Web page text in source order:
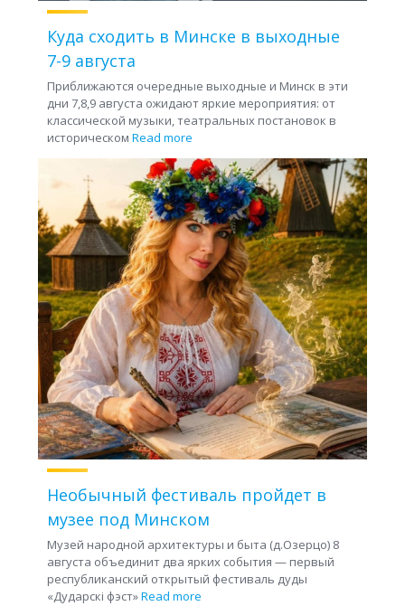
Куда сходить в Минске в выходные
7-9 августа
Приближаются очередные выходные и Минск в эти
дни 7,8,9 августа ожидают яркие мероприятия: от
классической музыки, театральных постановок в
историческом Read more
Необычный фестиваль пройдет в
музее под Минском
Музей народной архитектуры и быта (д.Озерцо) 8
августа объединит два ярких события — первый
республиканский открытый фестиваль дуды
«Дударскі фэст»Read more